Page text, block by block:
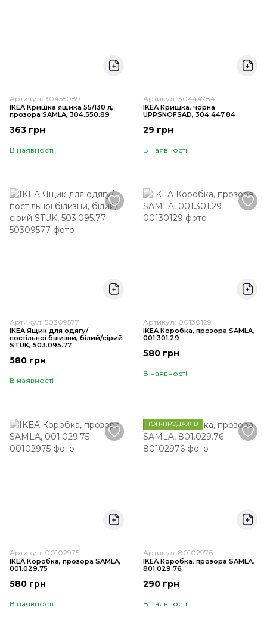
Артикул: 30455089
IKEA Кришка ящика 55/130 л,
прозора SAMLA, 304.550.89
363 грн
В наявності
Артикул: 30444784
IKEA Кришка, чорна
UPPSNOFSAD, 304.447.84
29 грн
В наявності
Артикул: 50309577
IKEA Ящик для одягу/
постільної білизни, білий/сірий
STUK, 503.095.77
580 грн
В наявності
Артикул: 00130129
IKEA Коробка, прозора SAMLA,
001.301.29
580 грн
В наявності
Артикул: 00102975
IKEA Коробка, прозора SAMLA,
001.029.75
580 грн
В наявності
ТОП-ПРОДАЖІВ
Артикул: 80102976
IKEA Коробка, прозора SAMLA,
801.029.76
290 грн
В наявності